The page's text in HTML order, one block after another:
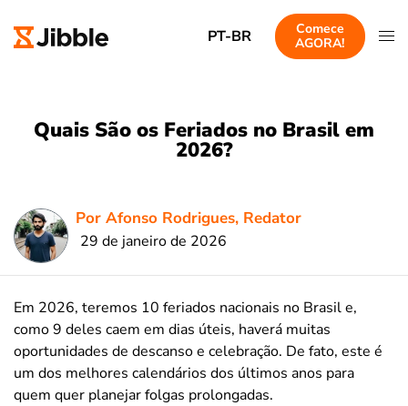
PT-BR
Comece
AGORA!
Quais São os Feriados no Brasil em
2026?
Por Afonso Rodrigues, Redator
29 de janeiro de 2026
Em 2026, teremos 10 feriados nacionais no Brasil e,
como 9 deles caem em dias úteis, haverá muitas
oportunidades de descanso e celebração. De fato, este é
um dos melhores calendários dos últimos anos para
quem quer planejar folgas prolongadas.